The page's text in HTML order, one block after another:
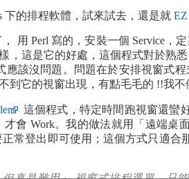
下的排程軟體，試來試去，還是就 EZ
用 Perl 寫的，安裝一個 Service，
，這是它的好處，這個程式對於熟
應該沒問題。問題在於安排視窗式程
到它的視窗出現，有點毛毛的 !!我不
這個程式，特定時間跑視窗還蠻
會 Work。我的做法就用「遠端桌
常登出即可使用；這個方式只適合